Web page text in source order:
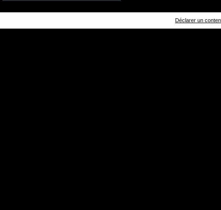
Déclarer un